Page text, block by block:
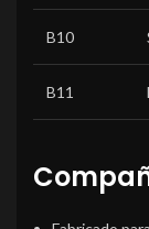
B10
B11